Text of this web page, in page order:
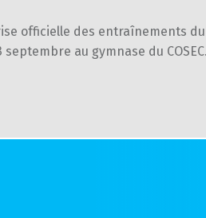
officielle des entraînements
septembre au gymnase du COSEC.